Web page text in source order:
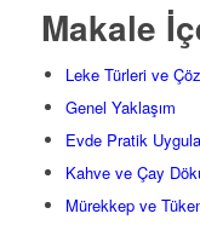
Makale
Leke Türleri ve
Genel Yaklaşım
Evde Pratik
Kahve ve Çay
Mürekkep ve